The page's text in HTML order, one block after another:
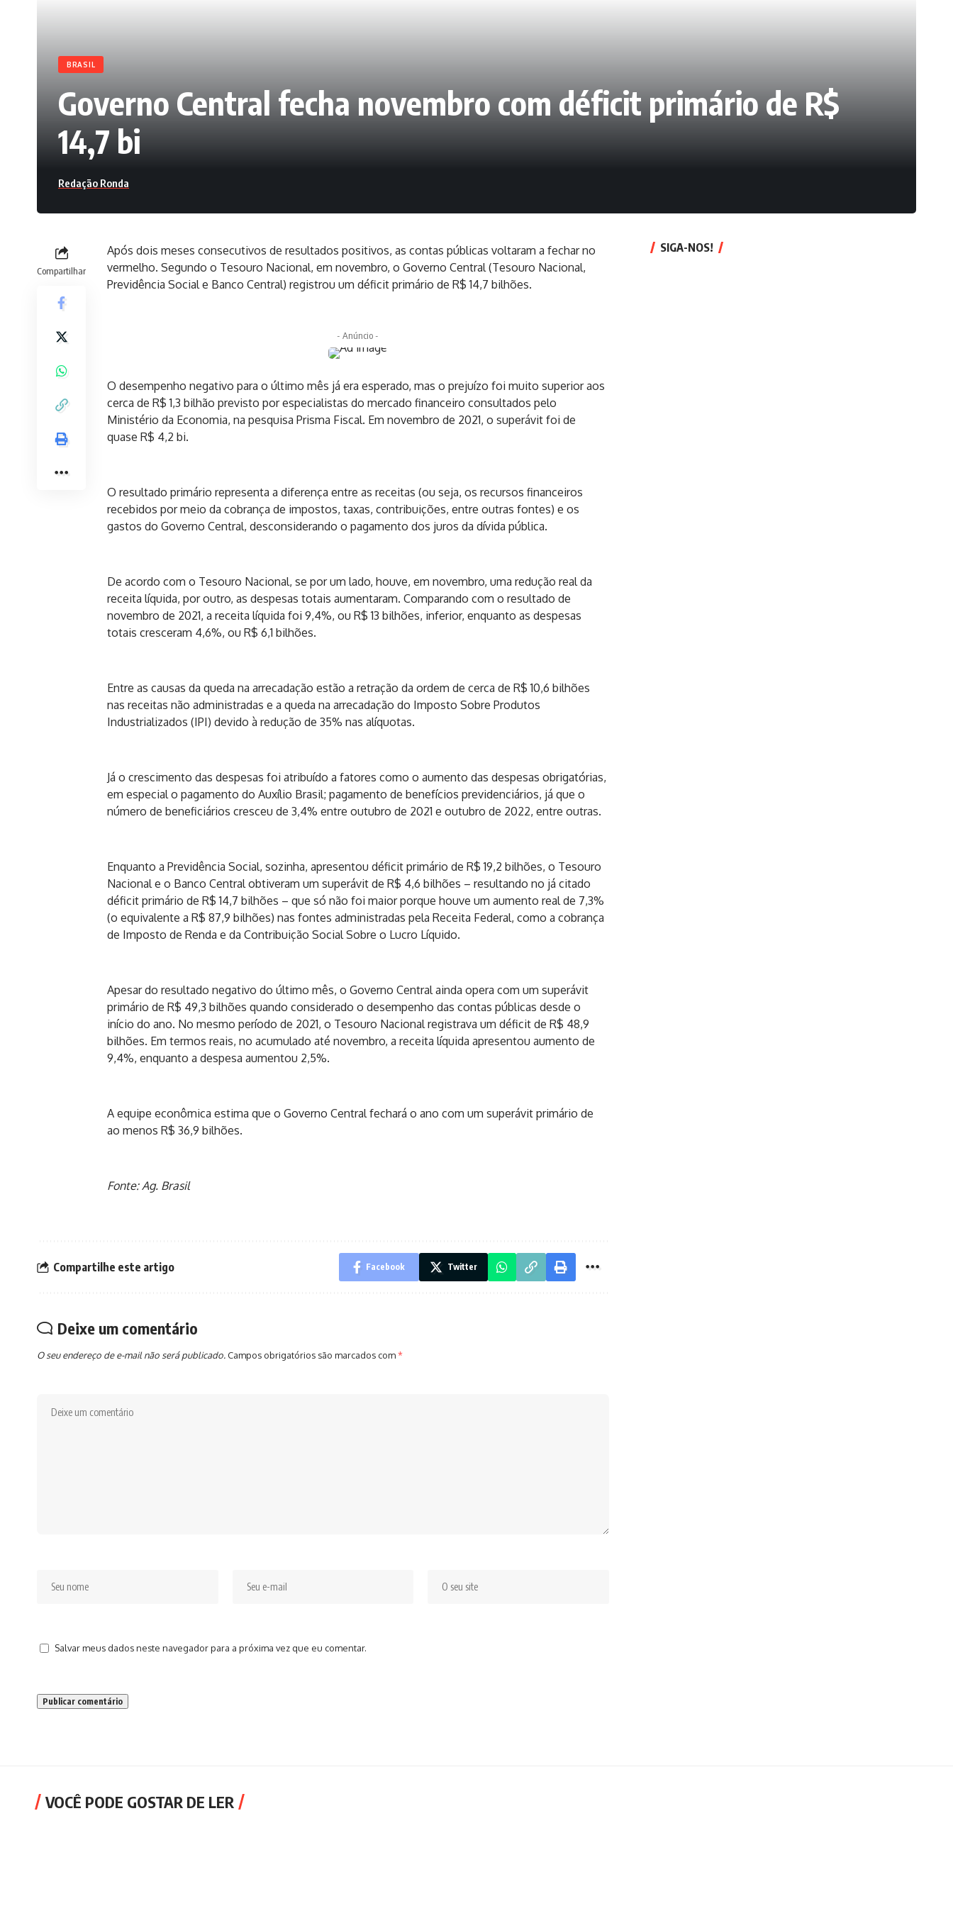
BRASIL
Governo Central fecha novembro com déficit primário de R$
14,7 bi
Redação Ronda
Compartilhar
Após dois meses consecutivos de resultados positivos, as contas públicas voltaram a fechar no
vermelho. Segundo o Tesouro Nacional, em novembro, o Governo Central (Tesouro Nacional,
Previdência Social e Banco Central) registrou um déficit primário de R$ 14,7 bilhões.
- Anúncio -
O desempenho negativo para o último mês já era esperado, mas o prejuízo foi muito superior aos
cerca de R$ 1,3 bilhão previsto por especialistas do mercado financeiro consultados pelo
Ministério da Economia, na pesquisa Prisma Fiscal. Em novembro de 2021, o superávit foi de
quase R$ 4,2 bi.
O resultado primário representa a diferença entre as receitas (ou seja, os recursos financeiros
recebidos por meio da cobrança de impostos, taxas, contribuições, entre outras fontes) e os
gastos do Governo Central, desconsiderando o pagamento dos juros da dívida pública.
De acordo com o Tesouro Nacional, se por um lado, houve, em novembro, uma redução real da
receita líquida, por outro, as despesas totais aumentaram. Comparando com o resultado de
novembro de 2021, a receita líquida foi 9,4%, ou R$ 13 bilhões, inferior, enquanto as despesas
totais cresceram 4,6%, ou R$ 6,1 bilhões.
Entre as causas da queda na arrecadação estão a retração da ordem de cerca de R$ 10,6 bilhões
nas receitas não administradas e a queda na arrecadação do Imposto Sobre Produtos
Industrializados (IPI) devido à redução de 35% nas alíquotas.
Já o crescimento das despesas foi atribuído a fatores como o aumento das despesas obrigatórias,
em especial o pagamento do Auxílio Brasil; pagamento de benefícios previdenciários, já que o
número de beneficiários cresceu de 3,4% entre outubro de 2021 e outubro de 2022, entre outras.
Enquanto a Previdência Social, sozinha, apresentou déficit primário de R$ 19,2 bilhões, o Tesouro
Nacional e o Banco Central obtiveram um superávit de R$ 4,6 bilhões – resultando no já citado
déficit primário de R$ 14,7 bilhões – que só não foi maior porque houve um aumento real de 7,3%
(o equivalente a R$ 87,9 bilhões) nas fontes administradas pela Receita Federal, como a cobrança
de Imposto de Renda e da Contribuição Social Sobre o Lucro Líquido.
Apesar do resultado negativo do último mês, o Governo Central ainda opera com um superávit
primário de R$ 49,3 bilhões quando considerado o desempenho das contas públicas desde o
início do ano. No mesmo período de 2021, o Tesouro Nacional registrava um déficit de R$ 48,9
bilhões. Em termos reais, no acumulado até novembro, a receita líquida apresentou aumento de
9,4%, enquanto a despesa aumentou 2,5%.
A equipe econômica estima que o Governo Central fechará o ano com um superávit primário de
ao menos R$ 36,9 bilhões.
Fonte: Ag. Brasil
Compartilhe este artigo Facebook Twitter
Deixe um comentário
O seu endereço de e-mail não será publicado. Campos obrigatórios são marcados com*
Salvar meus dados neste navegador para a próxima vez que eu comentar.
SIGA-NOS!
VOCÊ PODE GOSTAR DE LER